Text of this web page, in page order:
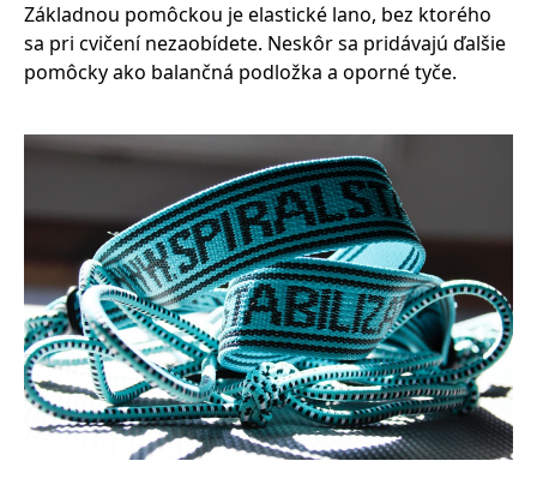
Základnou pomôckou je elastické lano, bez ktorého
sa pri cvičení nezaobídete. Neskôr sa pridávajú ďalšie
pomôcky ako balančná podložka a oporné tyče.